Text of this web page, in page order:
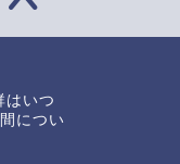
はいつ
につい